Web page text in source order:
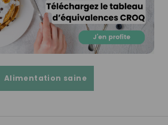
Alimentation saine